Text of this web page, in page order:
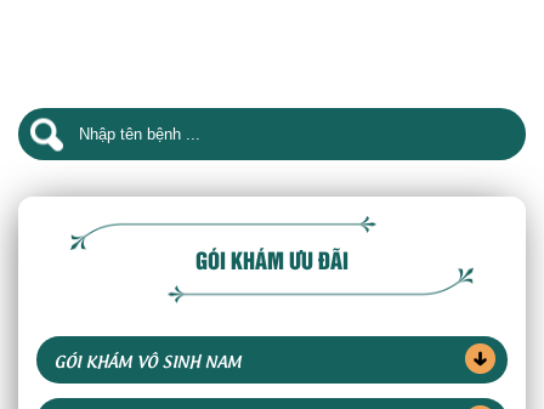
GÓI KHÁM ƯU ĐÃI
GÓI KHÁM VÔ SINH NAM